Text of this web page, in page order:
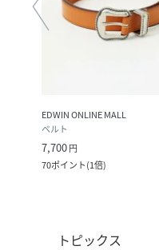
EDWIN ONLINE MALL
ベルト
7,700円
70ポイント(1倍)
トピックス